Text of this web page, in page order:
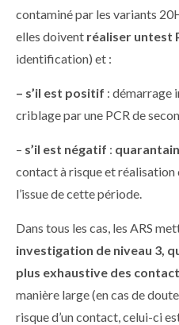
contaminé par les variants
elles doivent réaliser untest
identification) et :
– s’il est positif : démarrage
criblage par une PCR de
– s’il est négatif :
contact à risque et réalisation
l’issue de cette période.
Dans tous les cas, les ARS
investigation de niveau 3,
plus exhaustive des
manière large (en cas de
risque d’un contact, celui-ci